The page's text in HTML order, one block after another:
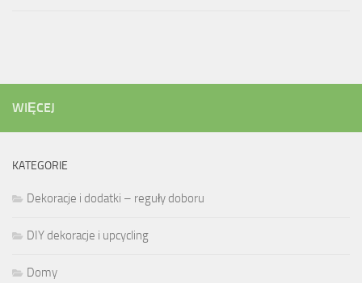
WIĘCEJ
KATEGORIE
Dekoracje i dodatki – reguły doboru
DIY dekoracje i upcycling
Domy